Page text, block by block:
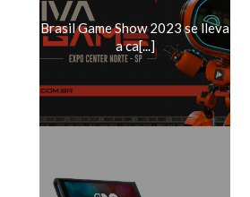
Brasil Game Show 2023 se lleva
a ca[...]